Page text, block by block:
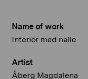
Name of work
Interiör med nalle
Artist
Åberg Magdalena